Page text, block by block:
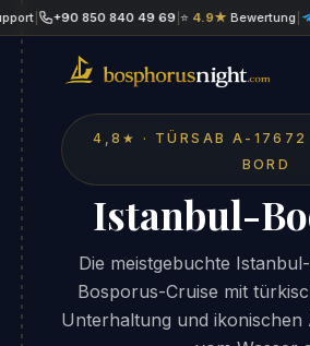
+90 850 840 49 69| ⭐4.9★Bewertung|
4,8★ · TÜRSAB A-17672
BORD
Istanbul-
Die meistgebuchte
Bosporus-Cruise mit
Unterhaltung und ikonischen